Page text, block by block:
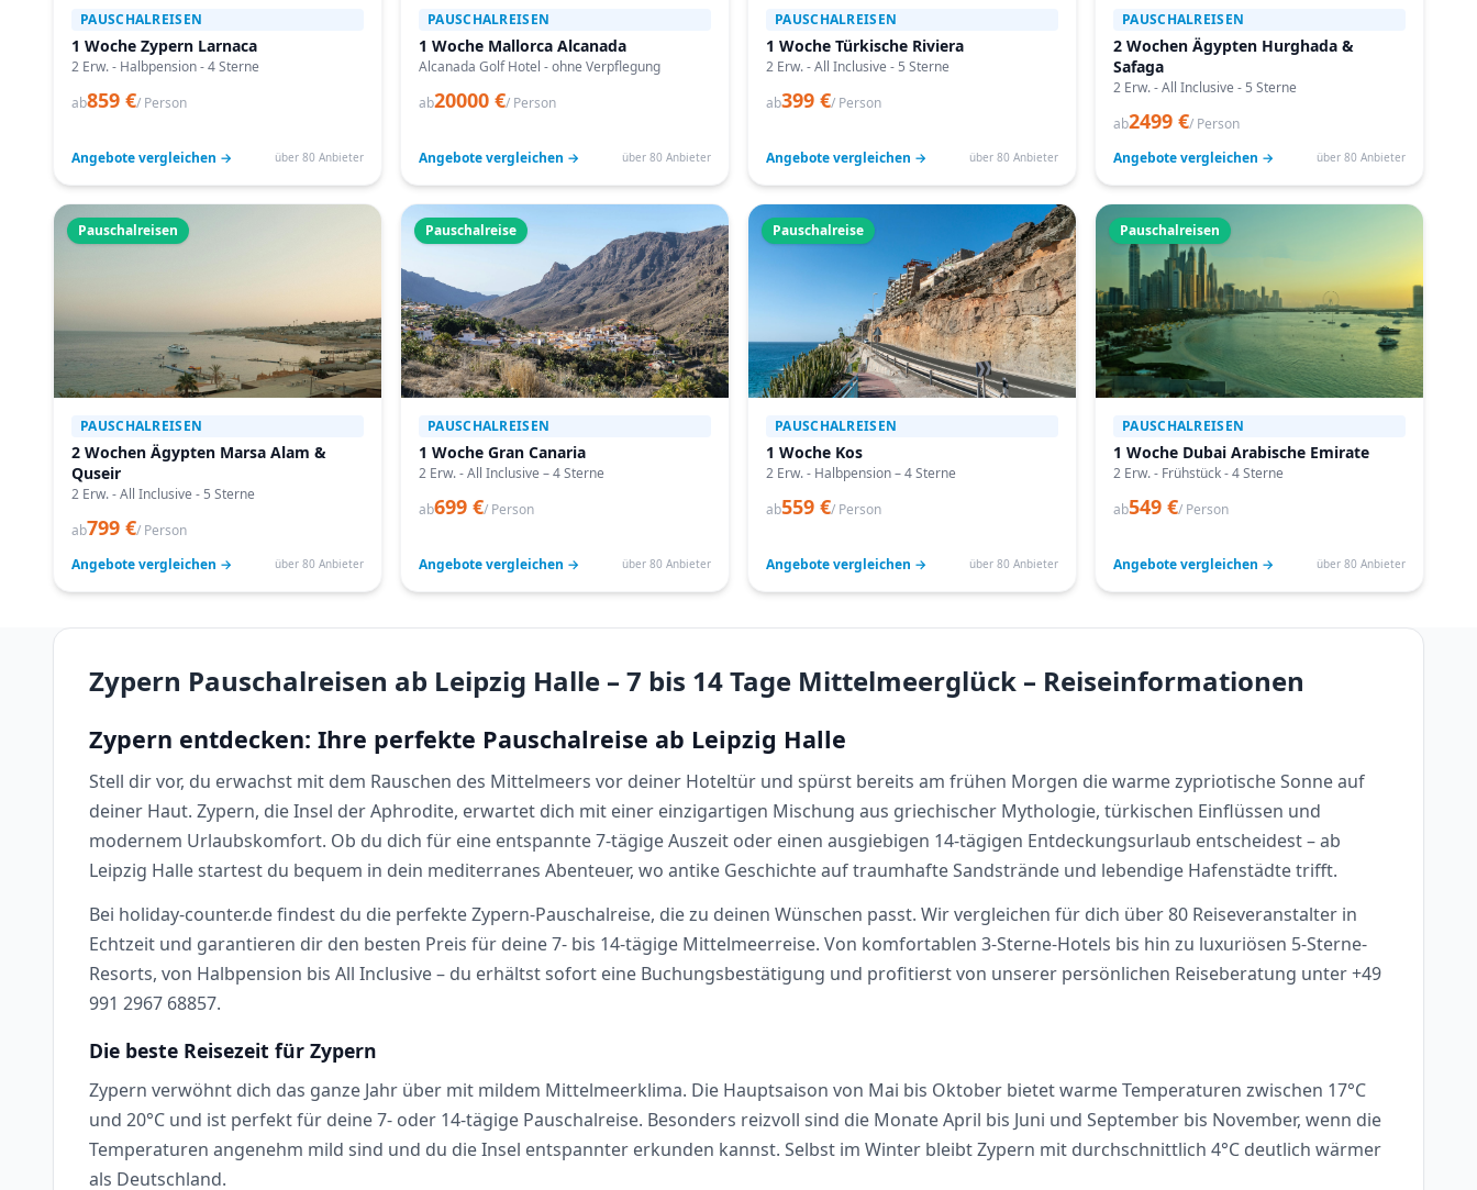
PAUSCHALREISEN
1 Woche Zypern Larnaca
2 Erw. - Halbpension - 4 Sterne
ab859 €/ Person
Angebote vergleichen → über 80 Anbieter
PAUSCHALREISEN
1 Woche Mallorca Alcanada
Alcanada Golf Hotel - ohne Verpflegung
ab20000 €/ Person
Angebote vergleichen → über 80 Anbieter
PAUSCHALREISEN
1 Woche Türkische Riviera
2 Erw. - All Inclusive - 5 Sterne
ab399 €/ Person
Angebote vergleichen → über 80 Anbieter
PAUSCHALREISEN
2 Wochen Ägypten Hurghada &
Safaga
2 Erw. - All Inclusive - 5 Sterne
ab2499 €/ Person
Angebote vergleichen →
über 80 Anbieter
Pauschalreisen
PAUSCHALREISEN
2 Wochen Ägypten Marsa Alam &
Quseir
2 Erw. - All Inclusive - 5 Sterne
ab799 €/ Person
Angebote vergleichen →
über 80 Anbieter
Pauschalreise
PAUSCHALREISEN
1 Woche Gran Canaria
2 Erw. - All Inclusive – 4 Sterne
ab699 €/ Person
Angebote vergleichen → über 80 Anbieter
Pauschalreise
PAUSCHALREISEN
1 Woche Kos
2 Erw. - Halbpension – 4 Sterne
ab559 €/ Person
Angebote vergleichen → über 80 Anbieter
Pauschalreisen
PAUSCHALREISEN
1 Woche Dubai Arabische Emirate
2 Erw. - Frühstück - 4 Sterne
ab549 €/ Person
Angebote vergleichen → über 80 Anbieter
Zypern Pauschalreisen ab Leipzig Halle – 7 bis 14 Tage Mittelmeerglück – Reiseinformationen
Zypern entdecken: Ihre perfekte Pauschalreise ab Leipzig Halle
Stell dir vor, du erwachst mit dem Rauschen des Mittelmeers vor deiner Hoteltür und spürst bereits am frühen Morgen die warme zypriotische Sonne auf
deiner Haut. Zypern, die Insel der Aphrodite, erwartet dich mit einer einzigartigen Mischung aus griechischer Mythologie, türkischen Einflüssen und
modernem Urlaubskomfort. Ob du dich für eine entspannte 7-tägige Auszeit oder einen ausgiebigen 14-tägigen Entdeckungsurlaub entscheidest – ab
Leipzig Halle startest du bequem in dein mediterranes Abenteuer, wo antike Geschichte auf traumhafte Sandstrände und lebendige Hafenstädte trifft.
Bei holiday-counter.de findest du die perfekte Zypern-Pauschalreise, die zu deinen Wünschen passt. Wir vergleichen für dich über 80 Reiseveranstalter in
Echtzeit und garantieren dir den besten Preis für deine 7- bis 14-tägige Mittelmeerreise. Von komfortablen 3-Sterne-Hotels bis hin zu luxuriösen 5-Sterne-
Resorts, von Halbpension bis All Inclusive – du erhältst sofort eine Buchungsbestätigung und profitierst von unserer persönlichen Reiseberatung unter +49
991 2967 68857.
Die beste Reisezeit für Zypern
Zypern verwöhnt dich das ganze Jahr über mit mildem Mittelmeerklima. Die Hauptsaison von Mai bis Oktober bietet warme Temperaturen zwischen 17°C
und 20°C und ist perfekt für deine 7- oder 14-tägige Pauschalreise. Besonders reizvoll sind die Monate April bis Juni und September bis November, wenn die
Temperaturen angenehm mild sind und du die Insel entspannter erkunden kannst. Selbst im Winter bleibt Zypern mit durchschnittlich 4°C deutlich wärmer
als Deutschland.